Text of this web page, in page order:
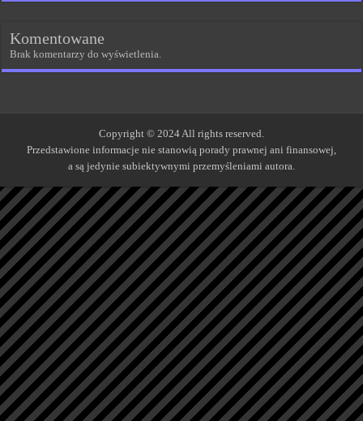
Komentowane
Brak komentarzy do wyświetlenia.
Copyright © 2024 All rights reserved.
Przedstawione informacje nie stanowią porady prawnej ani finansowej,
a są jedynie subiektywnymi przemyśleniami autora.